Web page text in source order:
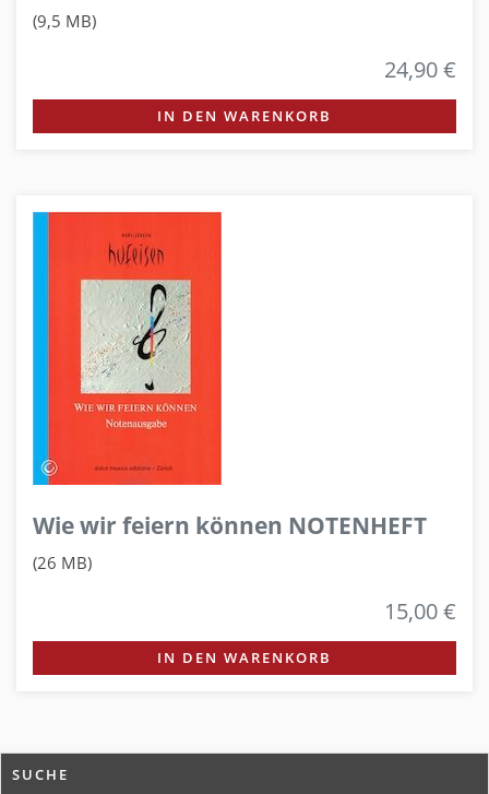
(9,5 MB)
24,90 €
IN DEN WARENKORB
Wie wir feiern können NOTENHEFT
(26 MB)
15,00 €
IN DEN WARENKORB
SUCHE